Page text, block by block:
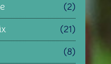
(2)
(21)
(8)